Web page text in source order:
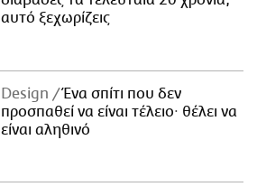
αυτό ξεχωρίζεις
Design
Ένα σπίτι που δεν
προσπαθεί να είναι τέλειο· θέλει να
είναι αληθινό